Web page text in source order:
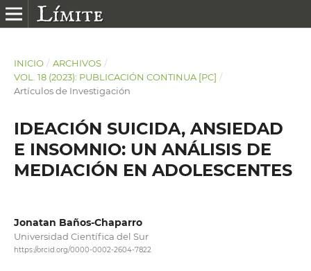
INICIO / ARCHIVOS /
VOL. 18 (2023): PUBLICACIÓN CONTINUA [PC] /
Artículos de Investigación
IDEACIÓN SUICIDA, ANSIEDAD
E INSOMNIO: UN ANÁLISIS DE
MEDIACIÓN EN ADOLESCENTES
Jonatan Baños-Chaparro
Universidad Científica del Sur
https://orcid.org/0000-0002-2604-7822